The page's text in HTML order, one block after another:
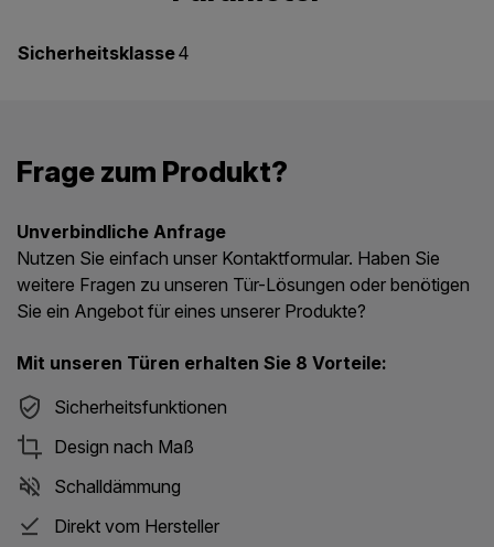
Sicherheitsklasse4
Frage zum Produkt?
Unverbindliche Anfrage
Nutzen Sie einfach unser Kontaktformular. Haben Sie
weitere Fragen zu unseren Tür-Lösungen oder benötigen
Sie ein Angebot für eines unserer Produkte?
Mit unseren Türen erhalten Sie 8 Vorteile:
Sicherheitsfunktionen
Design nach Maß
Schalldämmung
Direkt vom Hersteller